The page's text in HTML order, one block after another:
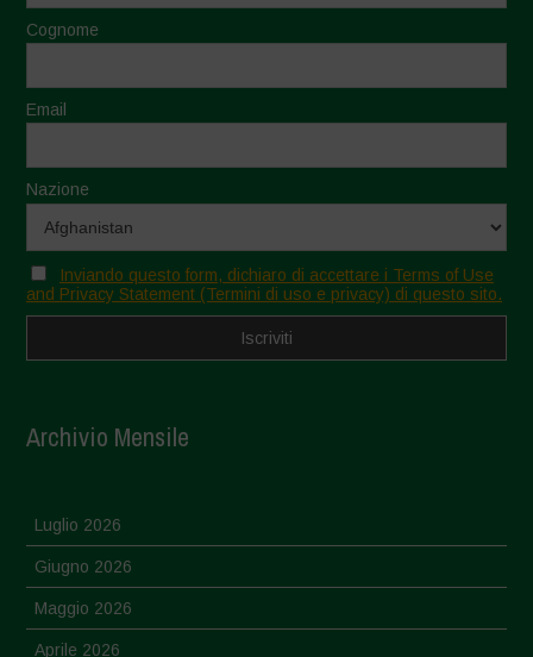
Cognome
Email
Nazione
Inviando questo form, dichiaro di accettare i Terms of Use
and Privacy Statement (Termini di uso e privacy) di questo sito.
Archivio Mensile
Luglio 2026
Giugno 2026
Maggio 2026
Aprile 2026